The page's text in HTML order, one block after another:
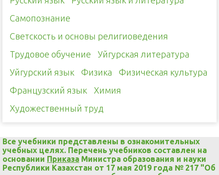
Самопознание
Светскость и основы религиоведения
Трудовое обучение
Уйгурская литература
Уйгурский язык
Физика
Физическая культура
Французский язык
Химия
Художественный труд
Все учебники представлены в ознакомительных
учебных целях. Перечень учебников составлен на
основании Приказа Министра образования и науки
Республики Казахстан от 17 мая 2019 года № 217 "Об